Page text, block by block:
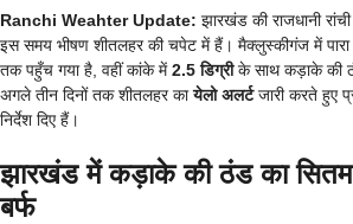
Ranchi Weahter Update: झारखंड की राजधानी
इस समय भीषण शीतलहर की चपेट में हैं। मैक्लुस्कीगंज में पारा
तक पहुँच गया है, वहीं कांके में2.5 डिग्रीके साथ कड़ाके की
अगले तीन दिनों तक शीतलहर कायेलो अलर्टजारी करते हुए
निर्देश दिए हैं।
झारखंड में कड़ाके की ठंड का
बर्फ